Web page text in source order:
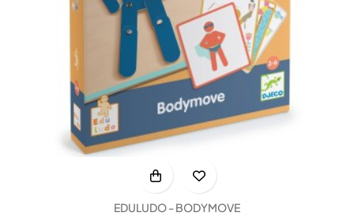
EDULUDO - BODYMOVE